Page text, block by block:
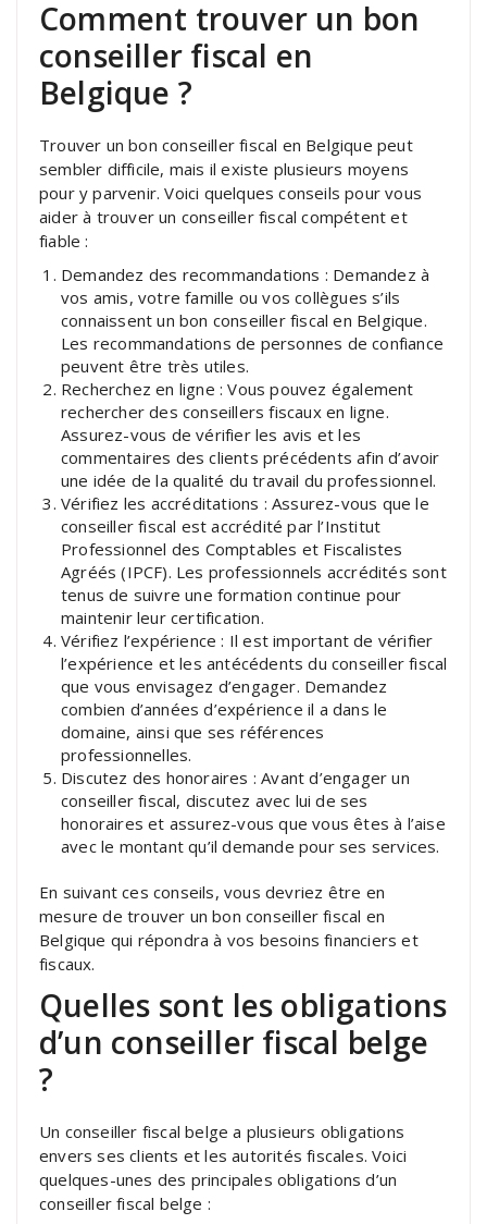
Comment trouver un bon
conseiller fiscal en
Belgique ?
Trouver un bon conseiller fiscal en Belgique peut
sembler difficile, mais il existe plusieurs moyens
pour y parvenir. Voici quelques conseils pour vous
aider à trouver un conseiller fiscal compétent et
fiable :
Demandez des recommandations : Demandez à
vos amis, votre famille ou vos collègues s’ils
connaissent un bon conseiller fiscal en Belgique.
Les recommandations de personnes de confiance
peuvent être très utiles.
Recherchez en ligne : Vous pouvez également
rechercher des conseillers fiscaux en ligne.
Assurez-vous de vérifier les avis et les
commentaires des clients précédents afin d’avoir
une idée de la qualité du travail du professionnel.
Vérifiez les accréditations : Assurez-vous que le
conseiller fiscal est accrédité par l’Institut
Professionnel des Comptables et Fiscalistes
Agréés (IPCF). Les professionnels accrédités sont
tenus de suivre une formation continue pour
maintenir leur certification.
Vérifiez l’expérience : Il est important de vérifier
l’expérience et les antécédents du conseiller fiscal
que vous envisagez d’engager. Demandez
combien d’années d’expérience il a dans le
domaine, ainsi que ses références
professionnelles.
Discutez des honoraires : Avant d’engager un
conseiller fiscal, discutez avec lui de ses
honoraires et assurez-vous que vous êtes à l’aise
avec le montant qu’il demande pour ses services.
En suivant ces conseils, vous devriez être en
mesure de trouver un bon conseiller fiscal en
Belgique qui répondra à vos besoins financiers et
fiscaux.
Quelles sont les obligations
d’un conseiller fiscal belge
?
Un conseiller fiscal belge a plusieurs obligations
envers ses clients et les autorités fiscales. Voici
quelques-unes des principales obligations d’un
conseiller fiscal belge :